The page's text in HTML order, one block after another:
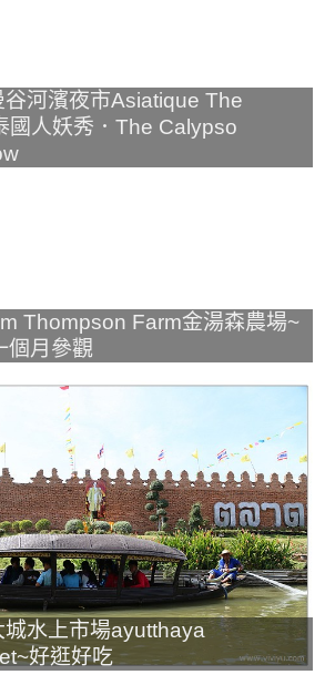
谷河濱夜市Asiatique The
國人妖秀．The Calypso
Thompson Farm金湯森農場~
個月參觀
水上市場ayutthaya
好逛好吃